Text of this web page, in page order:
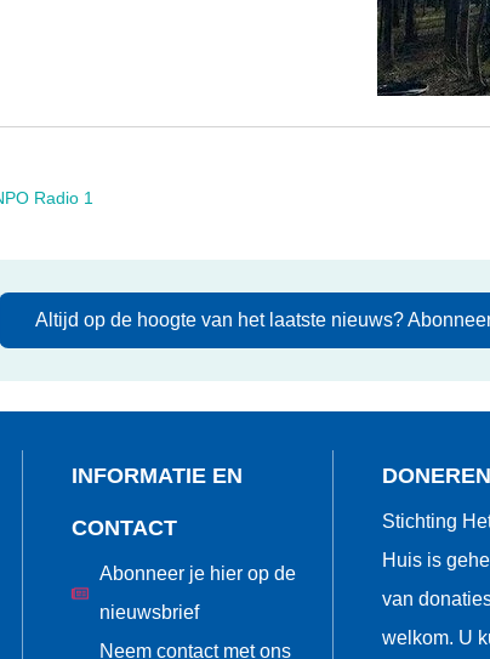
Radio 1
Altijd op de hoogte van het laatste nieuws?
INFORMATIE EN
CONTACT
Abonneer je hier op de
nieuwsbrief
Neem contact met ons
DONEREN
Stichting
Huis is
van
welkom. U